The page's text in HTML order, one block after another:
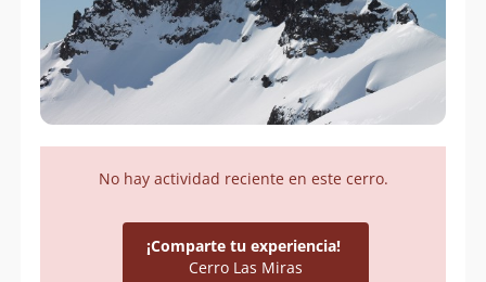
No hay actividad reciente en este cerro.
¡Comparte tu experiencia!
Cerro Las Miras